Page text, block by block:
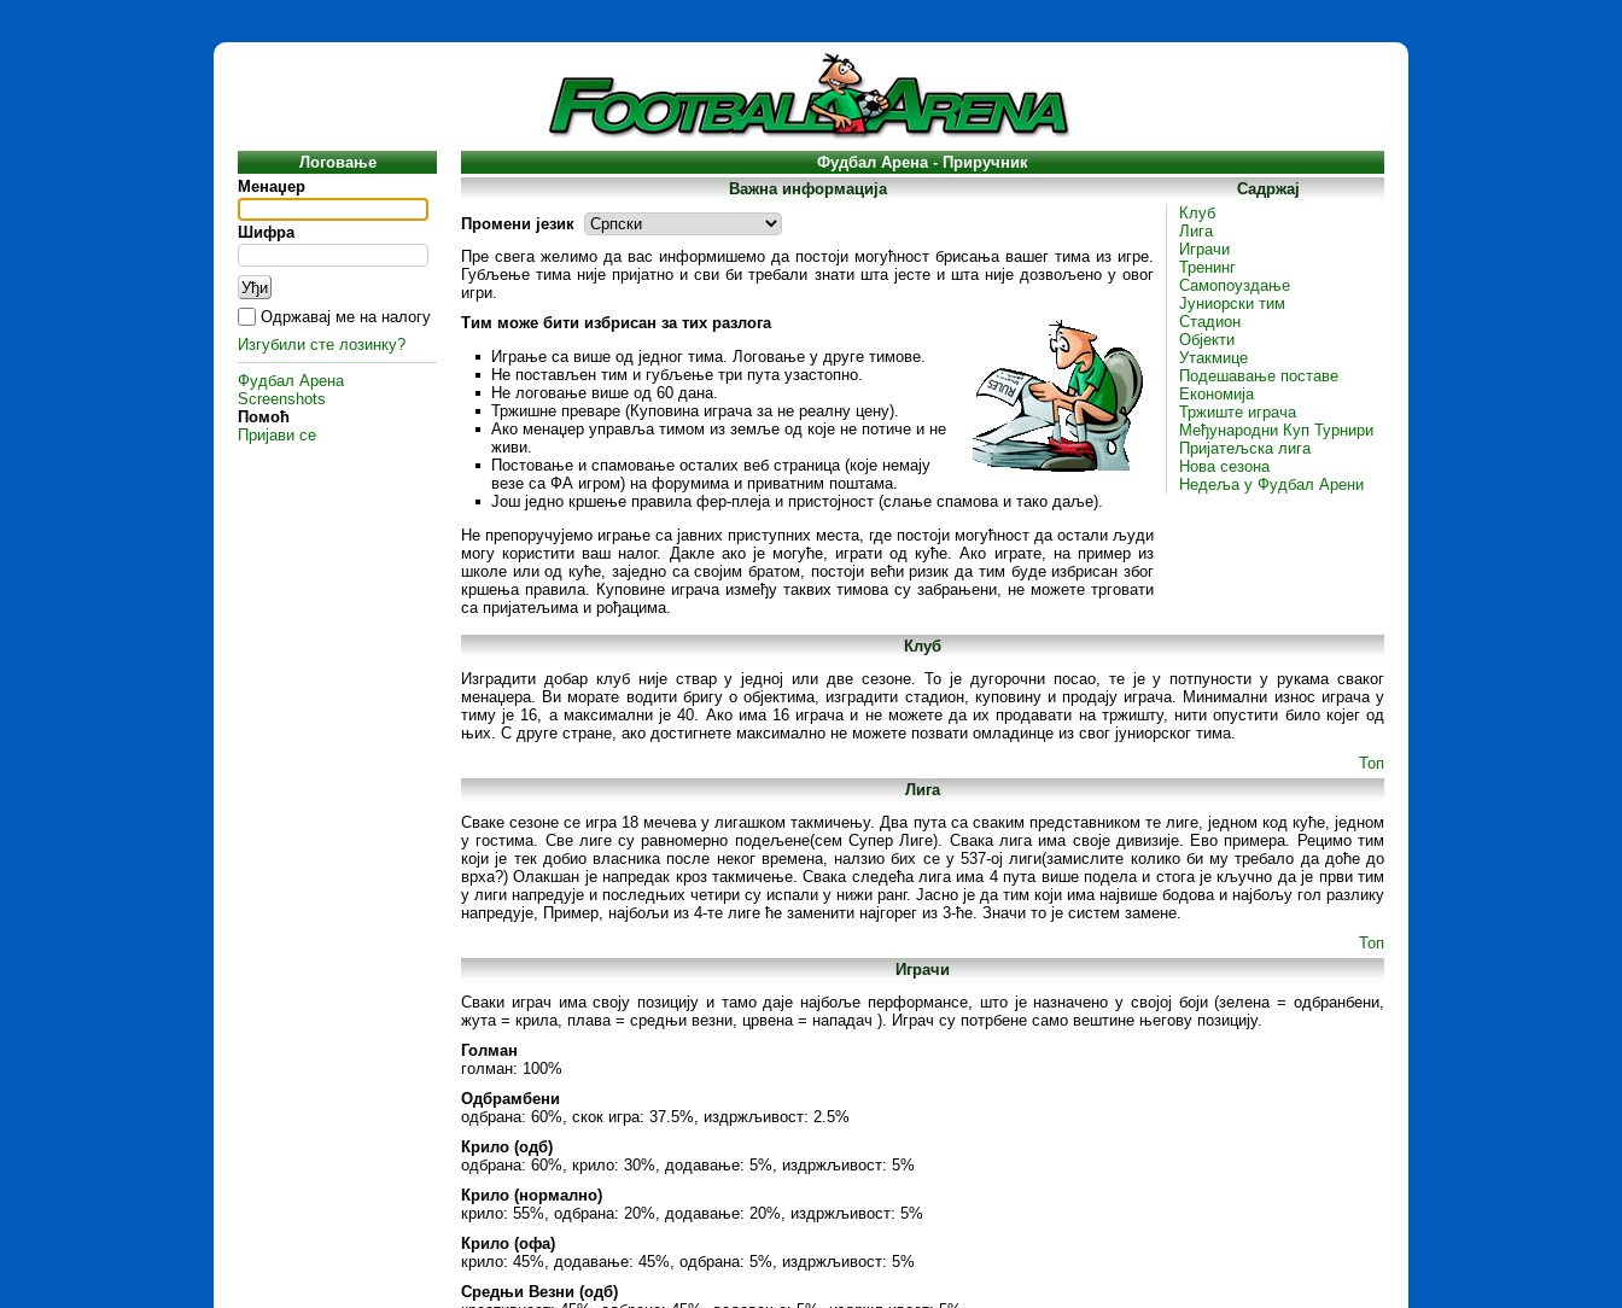
Логовање
Менаџер
Шифра
Одржавај ме на налогу
Изгубили сте лозинку?
Фудбал Арена
Screenshots
Помоћ
Пријави се
Фудбал Арена - Приручник
Важна информација
Промени језик
Пре свега желимо да вас информишемо да постоји могућност брисања вашег тима из игре.
Губљење тима није пријатно и сви би требали знати шта јесте и шта није дозвољено у овог
игри.
Тим може бити избрисан за тих разлога
Играње са више од једног тима. Логовање у друге тимове.
Не постављен тим и губљење три пута узастопно.
Не логовање више од 60 дана.
Тржишне преваре (Куповина играча за не реалну цену).
Ако менаџер управља тимом из земље од које не потиче и не
живи.
Постовање и спамовање осталих веб страница (које немају
везе са ФА игром) на форумима и приватним поштама.
Још једно кршење правила фер-плеја и пристојност (слање спамова и тако даље).
Не препоручујемо играње са јавних приступних места, где постоји могућност да остали људи
могу користити ваш налог. Дакле ако је могуће, играти од куће. Ако играте, на пример из
школе или од куће, заједно са својим братом, постоји већи ризик да тим буде избрисан због
кршења правила. Куповине играча између таквих тимова су забрањени, не можете трговати
са пријатељима и рођацима.
Садржај
Клуб
Лига
Играчи
Тренинг
Самопоуздање
Јуниорски тим
Стадион
Објекти
Утакмице
Подешавање поставе
Економија
Тржиште играча
Међународни Куп Турнири
Пријатељска лига
Нова сезона
Недеља у Фудбал Арени
Клуб
Изградити добар клуб није ствар у једној или две сезоне. То је дугорочни посао, те је у потпуности у рукама сваког
менаџера. Ви морате водити бригу о објектима, изградити стадион, куповину и продају играча. Минимални износ играча у
тиму је 16, а максимални је 40. Ако има 16 играча и не можете да их продавати на тржишту, нити опустити било којег од
њих. С друге стране, ако достигнете максимално не можете позвати омладинце из свог јуниорског тима.
Топ
Лига
Сваке сезоне се игра 18 мечева у лигашком такмичењу. Два пута са сваким представником те лиге, једном код куће, једном
у гостима. Све лиге су равномерно подељене(сем Супер Лиге). Свака лига има своје дивизије. Ево примера. Рецимо тим
који је тек добио власника после неког времена, налзио бих се у 537-ој лиги(замислите колико би му требало да доће до
врха?) Олакшан је напредак кроз такмичење. Свака следећа лига има 4 пута више подела и стога је кључно да је први тим
у лиги напредује и последњих четири су испали у нижи ранг. Јасно је да тим који има највише бодова и најбољу гол разлику
напредује, Пример, најбољи из 4-те лиге ће заменити најгорег из 3-ће. Значи то је систем замене.
Топ
Играчи
Сваки играч има своју позицију и тамо даје најбоље перформансе, што је назначено у својој боји (зелена = одбранбени,
жута = крила, плава = средњи везни, црвена = нападач ). Играч су потрбене само вештине његову позицију.
Голман
голман: 100%
Одбрамбени
одбрана: 60%, скок игра: 37.5%, издржљивост: 2.5%
Крило (одб)
одбрана: 60%, крило: 30%, додавање: 5%, издржљивост: 5%
Крило (нормално)
крило: 55%, одбрана: 20%, додавање: 20%, издржљивост: 5%
Крило (офа)
крило: 45%, додавање: 45%, одбрана: 5%, издржљивост: 5%
Средњи Везни (одб)